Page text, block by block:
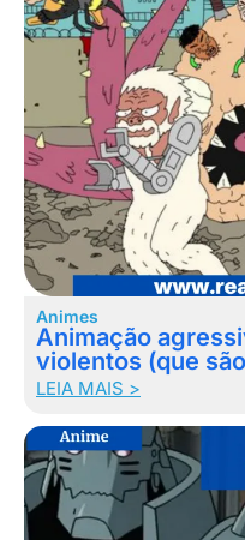
Animes
Animação
violentos (que
LEIA MAIS >